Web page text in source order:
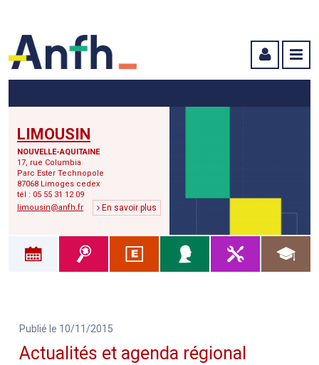
LIMOUSIN
NOUVELLE-AQUITAINE
17, rue Columbia
Parc Ester Technopole
87068 Limoges cedex
tél : 05 55 31 12 09
limousin@anfh.fr
En savoir plus
Publié le 10/11/2015
Actualités et agenda régional